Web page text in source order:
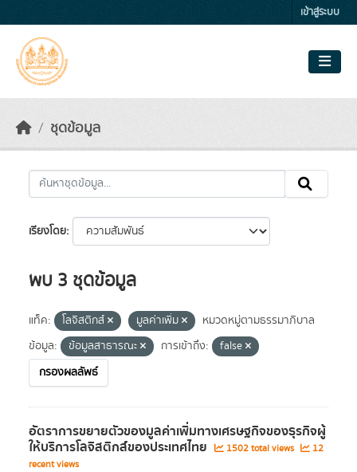
เข้าสู่ระบบ
ชุดข้อมูล
เรียงโดย
พบ 3 ชุดข้อมูล
แท็ค: โลจิสติกส์ มูลค่าเพิ่ม
หมวดหมู่ตามธรรมาภิบาล
ข้อมูล:
ข้อมูลสาธารณะ การเข้าถึง:
false
กรองผลลัพธ์
อัตราการขยายตัวของมูลค่าเพิ่มทางเศรษฐกิจของธุรกิจผู้
ให้บริการโลจิสติกส์ของประเทศไทย 1502 total views
12
recent views